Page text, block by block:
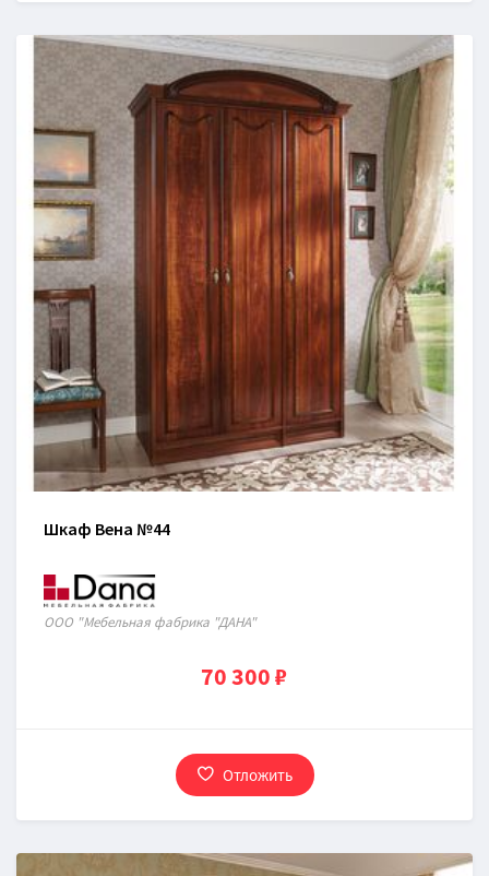
Шкаф Вена №44
ООО "Мебельная фабрика "ДАНА"
70 300 ₽
Отложить